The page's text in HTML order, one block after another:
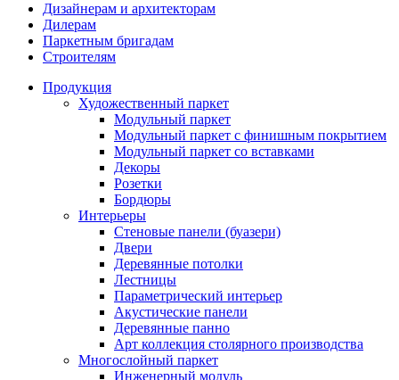
Дизайнерам и архитекторам
Дилерам
Паркетным бригадам
Строителям
Продукция
Художественный паркет
Модульный паркет
Модульный паркет с финишным покрытием
Модульный паркет со вставками
Декоры
Розетки
Бордюры
Интерьеры
Стеновые панели (буазери)
Двери
Деревянные потолки
Лестницы
Параметрический интерьер
Акустические панели
Деревянные панно
Арт коллекция столярного производства
Многослойный паркет
Инженерный модуль